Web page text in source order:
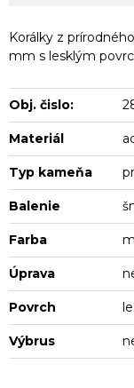
Korálky z
mm s lesklým
Obj. čislo:
Materiál
Typ kameňa
Balenie
Farba
Úprava
Povrch
Výbrus